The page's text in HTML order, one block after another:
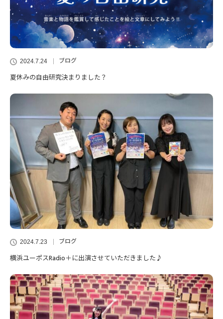
2024.7.24 ブログ
夏休みの自由研究決まりました？
2024.7.23 ブログ
横浜ユーポスRadio＋に出演させていただきました♪